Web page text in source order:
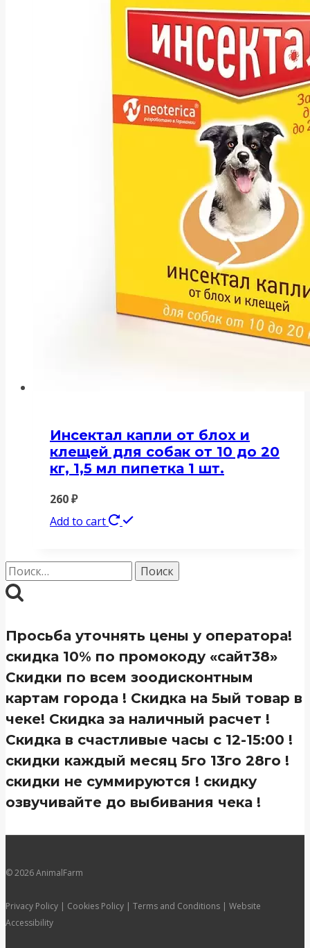
Инсектал капли от блох и
клещей для собак от 10 до 20
кг, 1,5 мл пипетка 1 шт.
260₽
Add to cart
Найти:
Просьба уточнять цены у оператора!
скидка 10% по промокоду «сайт38»
Скидки по всем зоодисконтным
картам города ! Скидка на 5ый товар в
чеке! Скидка за наличный расчет !
Скидка в счастливые часы с 12-15:00 !
скидки каждый месяц 5го 13го 28го !
скидки не суммируются ! скидку
озвучивайте до выбивания чека !
© 2026 AnimalFarm
Privacy Policy | Cookies Policy | Terms and Conditions | Website
Accessibility